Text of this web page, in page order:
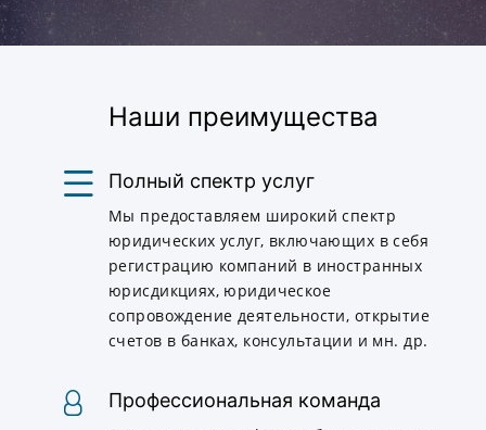
Наши преимущества
Полный спектр услуг
Мы предоставляем широкий спектр
юридических услуг, включающих в себя
регистрацию компаний в иностранных
юрисдикциях, юридическое
сопровождение деятельности, открытие
счетов в банках, консультации и мн. др.
Профессиональная команда